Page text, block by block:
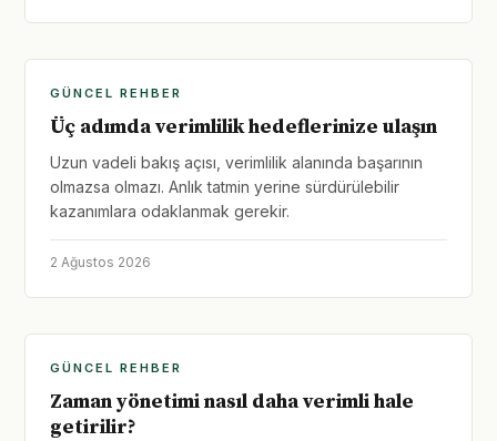
GÜNCEL REHBER
Üç adımda verimlilik hedeflerinize ulaşın
Uzun vadeli bakış açısı, verimlilik alanında başarının
olmazsa olmazı. Anlık tatmin yerine sürdürülebilir
kazanımlara odaklanmak gerekir.
2 Ağustos 2026
GÜNCEL REHBER
Zaman yönetimi nasıl daha verimli hale
getirilir?